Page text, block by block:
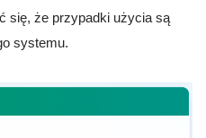
się, że przypadki użycia są
systemu.